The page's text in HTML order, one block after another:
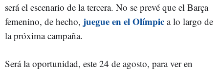
será el escenario de la tercera. No se prevé que el Barça
femenino, de hecho, juegue en el Olímpic a lo largo de
la próxima campaña.
Será la oportunidad, este 24 de agosto, para ver en